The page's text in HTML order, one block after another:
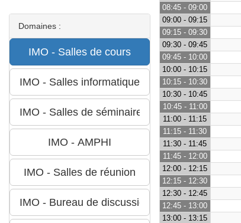
Domaines :
08:45 - 09:00
09:00 - 09:15
09:15 - 09:30
09:30 - 09:45
09:45 - 10:00
10:00 - 10:15
10:15 - 10:30
10:30 - 10:45
10:45 - 11:00
11:00 - 11:15
11:15 - 11:30
11:30 - 11:45
11:45 - 12:00
12:00 - 12:15
12:15 - 12:30
12:30 - 12:45
12:45 - 13:00
13:00 - 13:15